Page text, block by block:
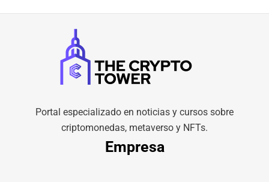
Portal especializado en noticias y cursos sobre
criptomonedas, metaverso y NFTs.
Empresa